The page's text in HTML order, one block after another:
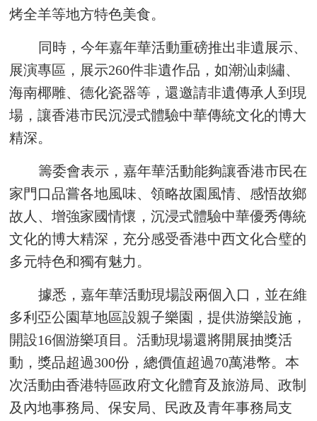
烤全羊等地方特色美食。
同時，今年嘉年華活動重磅推出非遺展示、
展演專區，展示260件非遺作品，如潮汕刺繡、
海南椰雕、德化瓷器等，還邀請非遺傳承人到現
場，讓香港市民沉浸式體驗中華傳統文化的博大
精深。
籌委會表示，嘉年華活動能夠讓香港市民在
家門口品嘗各地風味、領略故園風情、感悟故鄉
故人、增強家國情懷，沉浸式體驗中華優秀傳統
文化的博大精深，充分感受香港中西文化合璧的
多元特色和獨有魅力。
據悉，嘉年華活動現場設兩個入口，並在維
多利亞公園草地區設親子樂園，提供游樂設施，
開設16個游樂項目。活動現場還將開展抽獎活
動，獎品超過300份，總價值超過70萬港幣。本
次活動由香港特區政府文化體育及旅游局、政制
及內地事務局、保安局、民政及青年事務局支